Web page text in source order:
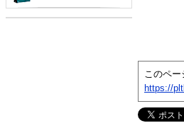
このペー
https://